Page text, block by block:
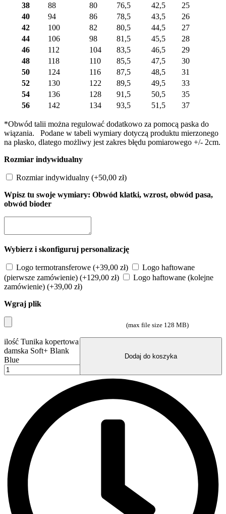
38
88 80 76,5 42,5
25
40
94 86 78,5 43,5
26
42
100 82 80,5 44,5
27
44
106 98 81,5 45,5
28
46
112 104 83,5 46,5
29
48
118 110 85,5 47,5
30
50
124 116 87,5 48,5
31
52
130 122 89,5 49,5
33
54
136 128 91,5 50,5
35
56
142 134 93,5 51,5 37
*Obwód talii można regulować dodatkowo za pomocą paska do
wiązania. Podane w tabeli wymiary dotyczą produktu mierzonego
na płasko, dlatego możliwy jest zakres błędu pomiarowego +/- 2cm.
Rozmiar indywidualny
Rozmiar indywidualny (+50,00 zł)
Wpisz tu swoje wymiary: Obwód klatki, wzrost, obwód pasa,
obwód bioder
Wybierz i skonfiguruj personalizację
Logo termotransferowe (+39,00 zł)
Logo haftowane
(pierwsze zamówienie) (+129,00 zł)
Logo haftowane (kolejne
zamówienie) (+39,00 zł)
Wgraj plik
(max file size 128 MB)
ilość Tunika kopertowa
damska Soft+ Blank
Blue
Dodaj do koszyka